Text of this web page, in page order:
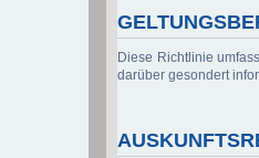
Diese Richtlinie
darüber gesondert